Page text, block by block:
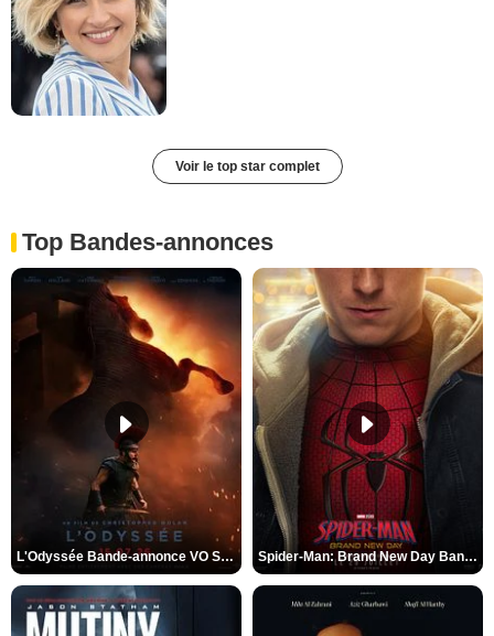
Voir le top star complet
Top Bandes-annonces
L'Odyssée Bande-annonce VO STFR Spider-Man: Brand New Day Bande-annonce VO STFR